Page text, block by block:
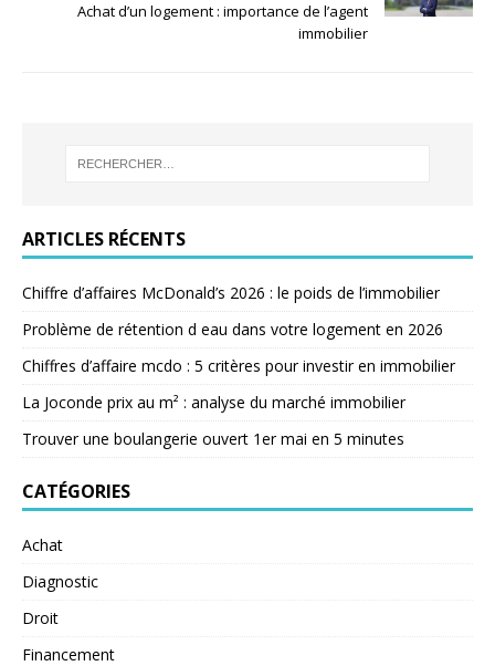
Achat d’un logement : importance de l’agent
immobilier
ARTICLES RÉCENTS
Chiffre d’affaires McDonald’s 2026 : le poids de l’immobilier
Problème de rétention d eau dans votre logement en 2026
Chiffres d’affaire mcdo : 5 critères pour investir en immobilier
La Joconde prix au m² : analyse du marché immobilier
Trouver une boulangerie ouvert 1er mai en 5 minutes
CATÉGORIES
Achat
Diagnostic
Droit
Financement